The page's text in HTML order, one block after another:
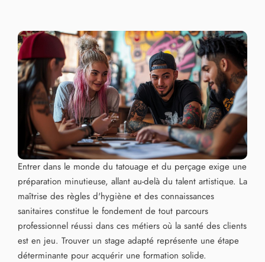
Entrer dans le monde du tatouage et du perçage exige une
préparation minutieuse, allant au-delà du talent artistique. La
maîtrise des règles d'hygiène et des connaissances
sanitaires constitue le fondement de tout parcours
professionnel réussi dans ces métiers où la santé des clients
est en jeu. Trouver un stage adapté représente une étape
déterminante pour acquérir une formation solide.